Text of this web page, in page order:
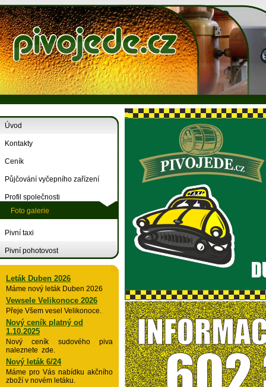
Úvod
Kontakty
Ceník
Půjčování vyčepního zařízení
Profil společnosti
Foto galerie
Pivní taxi
Pivní pohotovost
Leták Duben 2026
Máme nový leták Duben 2026
Vewsele Velikonoce 2026
Přeje Všem vesel Velikonoce.
Nový ceník platný od
1.10.2025
Nový ceník sudového piva
naleznete zde.
Nový leták 6/24
Máme pro Vás nabídku akčního
zboží v novém letáku.